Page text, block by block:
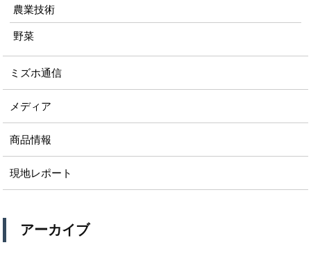
農業技術
野菜
ミズホ通信
メディア
商品情報
現地レポート
アーカイブ